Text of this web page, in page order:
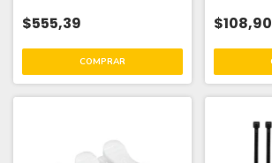
$555,39 $108,90